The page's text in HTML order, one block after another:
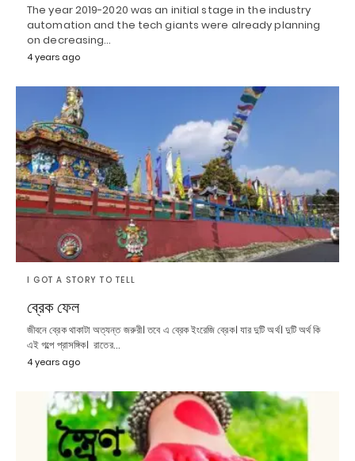
The year 2019-2020 was an initial stage in the industry
automation and the tech giants were already planning
on decreasing…
4 years ago
I GOT A STORY TO TELL
ব্রেক ফেল
জীবনে ব্রেক থাকাটা অত্যন্ত জরুরী। তবে এ ব্রেক ইংরেজি ব্রেক। যার দুটি অর্থ। দুটি অর্থ কি
এই গল্পে প্রাসঙ্গিক। রাতের…
4 years ago